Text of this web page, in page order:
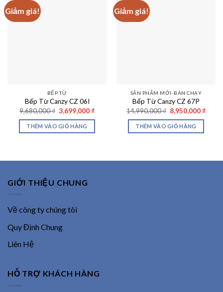
Giảm giá!
BẾP TỪ
Bếp Từ Canzy CZ 06I
9,680,000₫ Giá
gốc
là:
9,680,000 ₫.
3,699,000 ₫Giá
3,699,000 ₫.
THÊM VÀO GIỎ HÀNG
Giảm giá!
SẢN PHẨM MỚI-BÁN CHẠY
Bếp Từ Canzy CZ 67P
14,990,000₫ Giá
gốc
là:
14,990,000 ₫.
8,950,000 ₫Giá
THÊM VÀO GIỎ HÀNG
GIỚI THIỆU CHUNG
Về công ty chúng tôi
Quy Định Chung
Liên Hệ
HỖ TRỢ KHÁCH HÀNG